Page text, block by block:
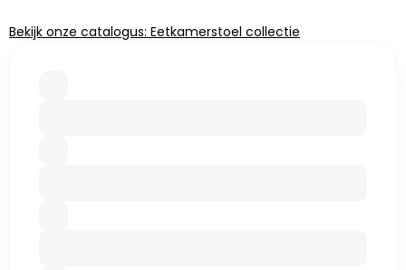
Bekijk onze catalogus: Eetkamerstoel collectie